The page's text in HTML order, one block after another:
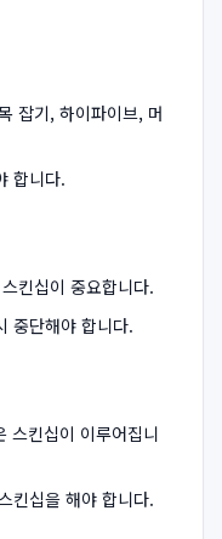
잡기, 하이파이브, 머
합니다.
킨십이 중요합니다.
중단해야 합니다.
스킨십이 이루어집니
킨십을 해야 합니다.